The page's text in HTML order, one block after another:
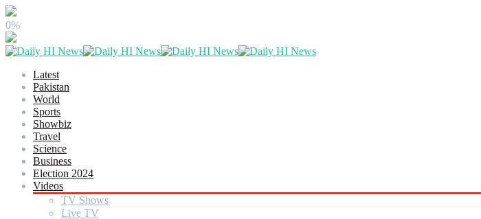
0%
Latest
Pakistan
World
Sports
Showbiz
Travel
Science
Business
Election 2024
Videos
TV Shows
Live TV